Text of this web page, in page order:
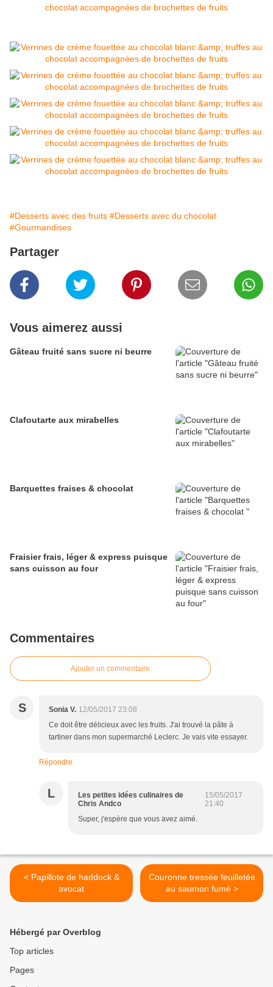
#Desserts avec des fruits #Desserts avec du chocolat
#Gourmandises
Partager
Vous aimerez aussi
Gâteau fruité sans sucre ni beurre
Clafoutarte aux mirabelles
Barquettes fraises & chocolat
Fraisier frais, léger & express puisque
sans cuisson au four
Commentaires
Ajouter un commentaire
S Sonia V. 12/05/2017 23:08
Ce doit être délicieux avec les fruits. J'ai trouvé la pâte à
tartiner dans mon supermarché Leclerc. Je vais vite essayer.
Répondre
L
Les petites idées culinaires de
Chris Andco
15/05/2017
21:40
Super, j'espère que vous avez aimé.
< Papillote de haddock &
avocat
Couronne tressée feuilletée
au saumon fumé >
Hébergé par Overblog
Top articles
Pages